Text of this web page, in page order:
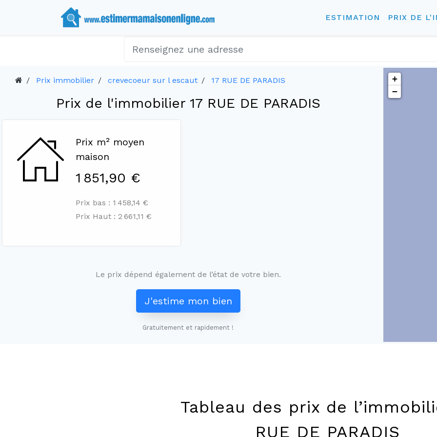
ESTIMATION PRIX DE
Prix immobilier crevecoeur sur l escaut 17 RUE DE PARADIS
Prix de l'immobilier 17 RUE DE PARADIS
Prix m² moyen
maison
1 851,90 €
Prix bas : 1 458,14 €
Prix Haut : 2 661,11 €
Le prix dépend également de l’état de votre bien.
J'estime mon bien
Gratuitement et rapidement !
+
−
Tableau des prix de
RUE DE PARADIS